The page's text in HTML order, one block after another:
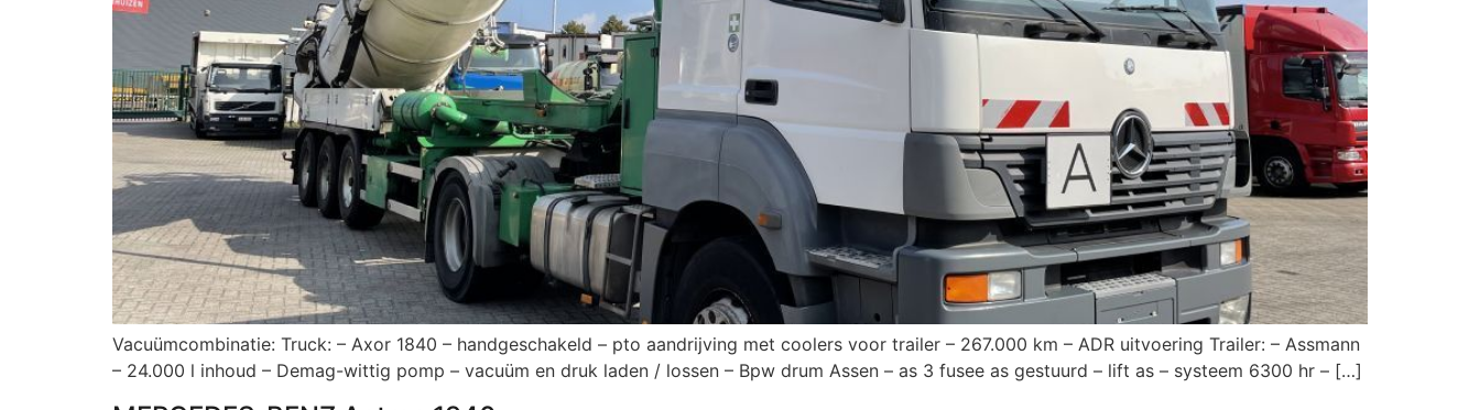
Vacuümcombinatie: Truck: – Axor 1840 – handgeschakeld – pto aandrijving met coolers voor trailer – 267.000 km – ADR uitvoering Trailer: – Assmann
– 24.000 l inhoud – Demag-wittig pomp – vacuüm en druk laden / lossen – Bpw drum Assen – as 3 fusee as gestuurd – lift as – systeem 6300 hr – […]